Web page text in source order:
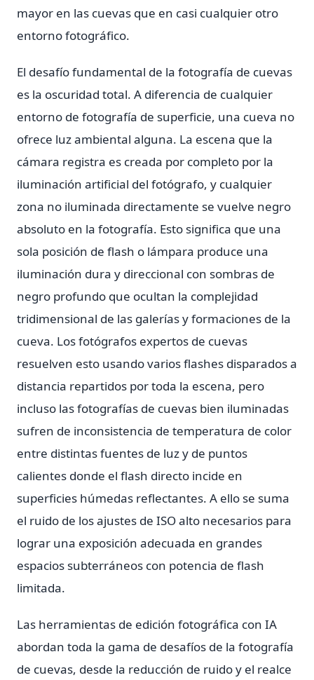
mayor en las cuevas que en casi cualquier otro
entorno fotográfico.
El desafío fundamental de la fotografía de cuevas
es la oscuridad total. A diferencia de cualquier
entorno de fotografía de superficie, una cueva no
ofrece luz ambiental alguna. La escena que la
cámara registra es creada por completo por la
iluminación artificial del fotógrafo, y cualquier
zona no iluminada directamente se vuelve negro
absoluto en la fotografía. Esto significa que una
sola posición de flash o lámpara produce una
iluminación dura y direccional con sombras de
negro profundo que ocultan la complejidad
tridimensional de las galerías y formaciones de la
cueva. Los fotógrafos expertos de cuevas
resuelven esto usando varios flashes disparados a
distancia repartidos por toda la escena, pero
incluso las fotografías de cuevas bien iluminadas
sufren de inconsistencia de temperatura de color
entre distintas fuentes de luz y de puntos
calientes donde el flash directo incide en
superficies húmedas reflectantes. A ello se suma
el ruido de los ajustes de ISO alto necesarios para
lograr una exposición adecuada en grandes
espacios subterráneos con potencia de flash
limitada.
Las herramientas de edición fotográfica con IA
abordan toda la gama de desafíos de la fotografía
de cuevas, desde la reducción de ruido y el realce